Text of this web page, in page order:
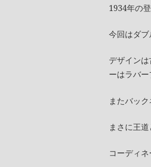
1934年の
今回はダ
デザイン
ーはラバー
またバッ
まさに王
コーディ